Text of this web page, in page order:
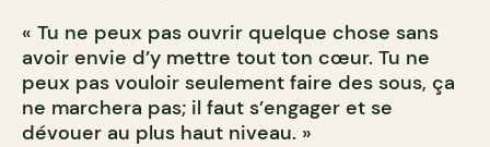
« Tu ne peux pas ouvrir quelque chose sans
avoir envie d’y mettre tout ton cœur. Tu ne
peux pas vouloir seulement faire des sous, ça
ne marchera pas; il faut s’engager et se
dévouer au plus haut niveau. »